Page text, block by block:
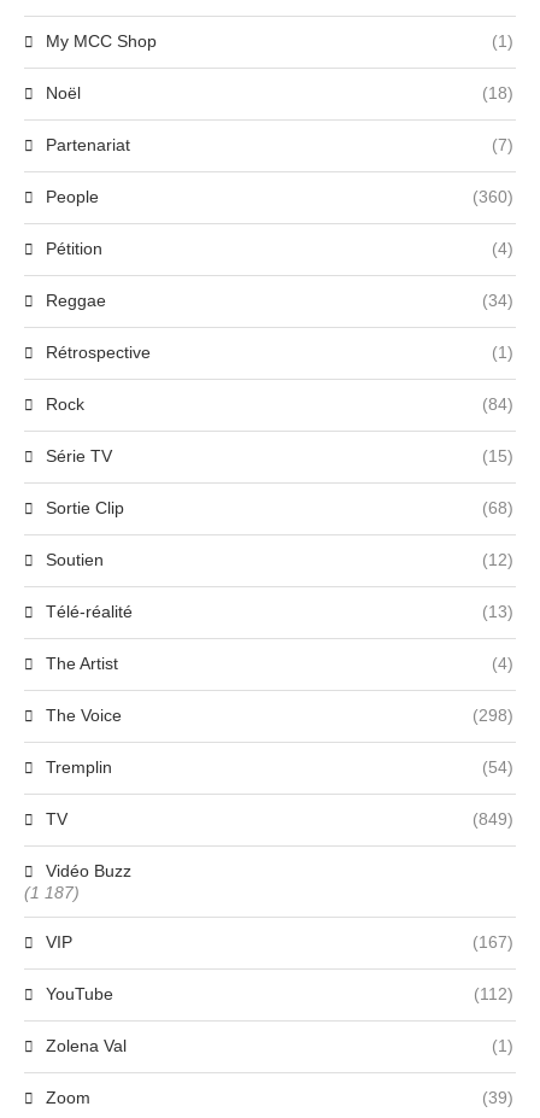
My MCC Shop (1)
Noël (18)
Partenariat (7)
People (360)
Pétition (4)
Reggae (34)
Rétrospective (1)
Rock (84)
Série TV (15)
Sortie Clip (68)
Soutien (12)
Télé-réalité (13)
The Artist (4)
The Voice (298)
Tremplin (54)
TV (849)
Vidéo Buzz
(1 187)
VIP (167)
YouTube (112)
Zolena Val (1)
Zoom (39)